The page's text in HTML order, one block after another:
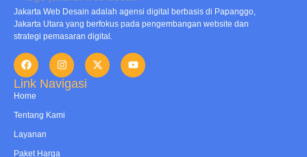
Jakarta Web Desain adalah agensi digital berbasis di Papanggo,
Jakarta Utara yang berfokus pada pengembangan website dan
strategi pemasaran digital.
Link Navigasi
Home
Tentang Kami
Layanan
Paket Harga